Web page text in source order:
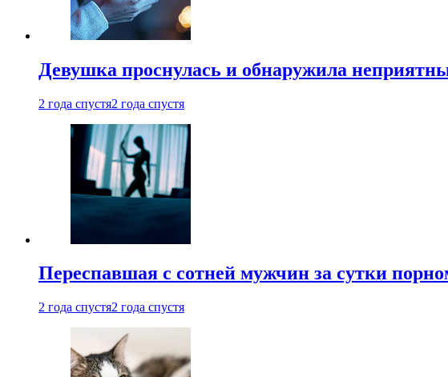
Девушка проснулась и обнаружила
2 года спустя2 года спустя
Переспавшая с сотней мужчин за сутки
2 года спустя2 года спустя